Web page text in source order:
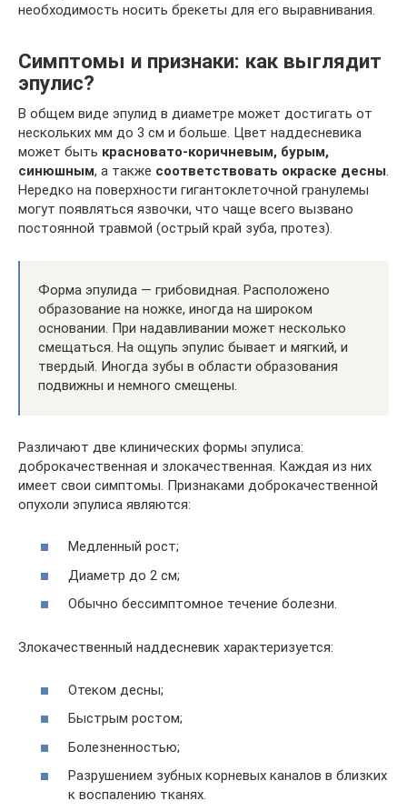
необходимость носить брекеты для его выравнивания.
Симптомы и признаки: как выглядит
эпулис?
В общем виде эпулид в диаметре может достигать от
нескольких мм до 3 см и больше. Цвет наддесневика
может быть красновато-коричневым, бурым,
синюшным, а также соответствовать окраске десны
Нередко на поверхности гигантоклеточной гранулемы
могут появляться язвочки, что чаще всего вызвано
постоянной травмой (острый край зуба, протез).
Форма эпулида — грибовидная. Расположено
образование на ножке, иногда на широком
основании. При надавливании может несколько
смещаться. На ощупь эпулис бывает и мягкий, и
твердый. Иногда зубы в области образования
подвижны и немного смещены.
Различают две клинических формы эпулиса:
доброкачественная и злокачественная. Каждая из них
имеет свои симптомы. Признаками доброкачественной
опухоли эпулиса являются:
Медленный рост;
Диаметр до 2 см;
Обычно бессимптомное течение болезни.
Злокачественный наддесневик характеризуется:
Отеком десны;
Быстрым ростом;
Болезненностью;
Разрушением зубных корневых каналов в близких
к воспалению тканях.